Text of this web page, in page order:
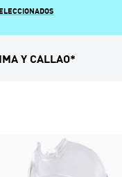
Y CALLAO*